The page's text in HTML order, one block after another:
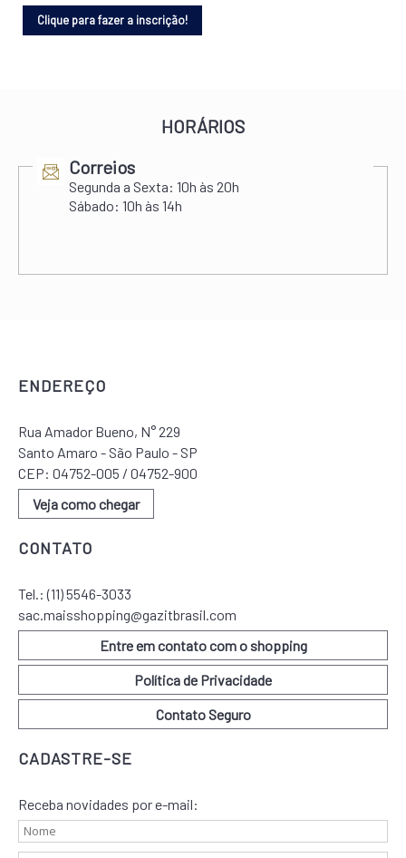
HORÁRIOS
Correios
Segunda a Sexta: 10h às 20h
Sábado: 10h às 14h
ENDEREÇO
Rua Amador Bueno, N° 229
Santo Amaro - São Paulo - SP
CEP: 04752-005 / 04752-900
Veja como chegar
CONTATO
Tel.:(11) 5546-3033
sac.maisshopping@gazitbrasil.com
Entre em contato com o shopping
Política de Privacidade
Contato Seguro
CADASTRE-SE
Receba novidades por e-mail: